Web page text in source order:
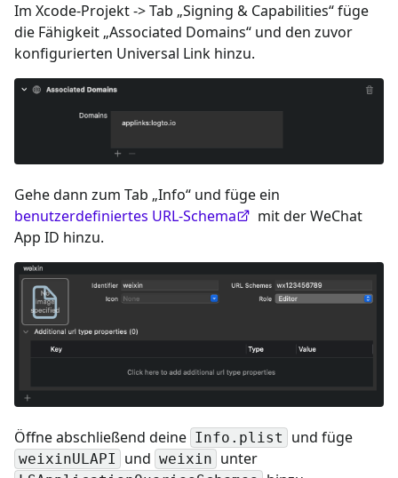
Im Xcode-Projekt -> Tab „Signing & Capabilities“ füge
die Fähigkeit „Associated Domains“ und den zuvor
konfigurierten Universal Link hinzu.
Gehe dann zum Tab „Info“ und füge ein
benutzerdefiniertes URL-Schema
mit der WeChat
App ID hinzu.
Öffne abschließend deine Info.plist und füge
weixinULAPI und weixin unter